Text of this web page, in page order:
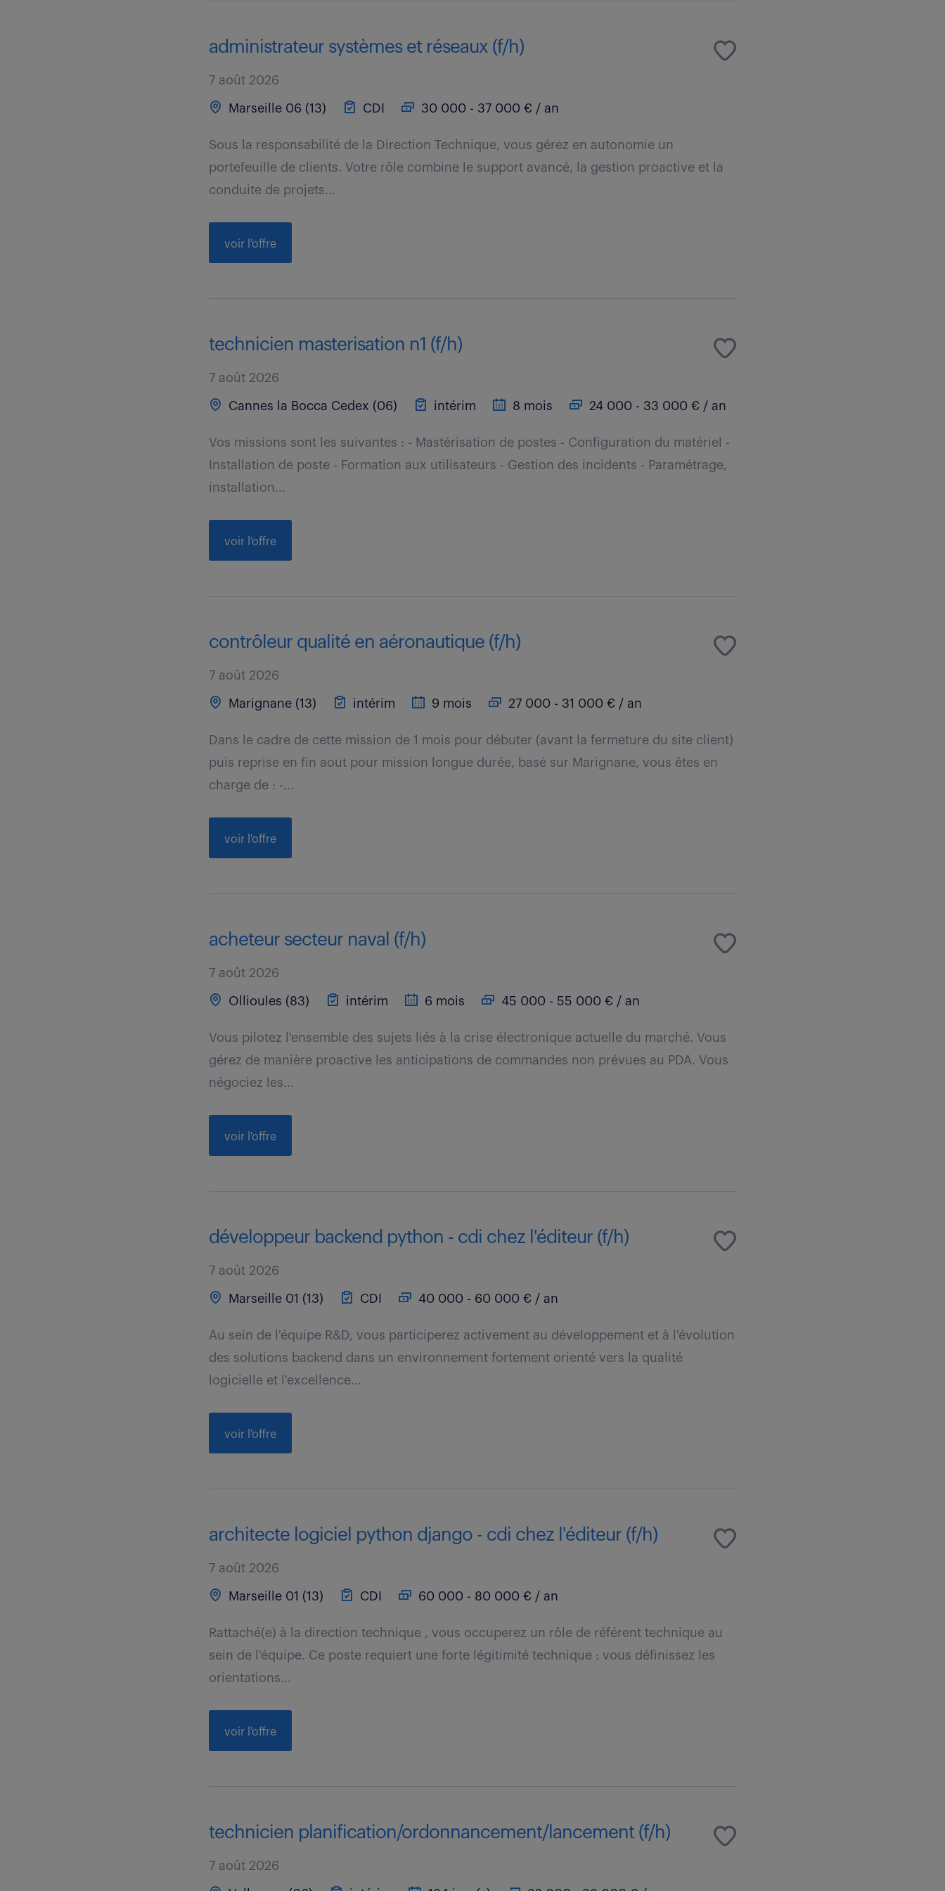
administrateur systèmes et réseaux (f/h)
7 août 2026
Marseille 06 (13) CDI 30 000 - 37 000 € / an
Sous la responsabilité de la Direction Technique, vous gérez en autonomie un
portefeuille de clients. Votre rôle combine le support avancé, la gestion proactive et la
conduite de projets...
voir l'offre
technicien masterisation n1 (f/h)
7 août 2026
Cannes la Bocca Cedex (06) intérim 8 mois 24 000 - 33 000 € / an
Vos missions sont les suivantes : - Mastérisation de postes - Configuration du matériel -
Installation de poste - Formation aux utilisateurs - Gestion des incidents - Paramétrage,
installation...
voir l'offre
contrôleur qualité en aéronautique (f/h)
7 août 2026
Marignane (13) intérim 9 mois 27 000 - 31 000 € / an
Dans le cadre de cette mission de 1 mois pour débuter (avant la fermeture du site client)
puis reprise en fin aout pour mission longue durée, basé sur Marignane, vous êtes en
charge de : -...
voir l'offre
acheteur secteur naval (f/h)
7 août 2026
Ollioules (83) intérim 6 mois 45 000 - 55 000 € / an
Vous pilotez l'ensemble des sujets liés à la crise électronique actuelle du marché. Vous
gérez de manière proactive les anticipations de commandes non prévues au PDA. Vous
négociez les...
voir l'offre
développeur backend python - cdi chez l'éditeur (f/h)
7 août 2026
Marseille 01 (13) CDI 40 000 - 60 000 € / an
Au sein de l'équipe R&D, vous participerez activement au développement et à l'évolution
des solutions backend dans un environnement fortement orienté vers la qualité
logicielle et l'excellence...
voir l'offre
architecte logiciel python django - cdi chez l'éditeur (f/h)
7 août 2026
Marseille 01 (13) CDI 60 000 - 80 000 € / an
Rattaché(e) à la direction technique , vous occuperez un rôle de référent technique au
sein de l'équipe. Ce poste requiert une forte légitimité technique : vous définissez les
orientations...
voir l'offre
technicien planification/ordonnancement/lancement (f/h)
7 août 2026